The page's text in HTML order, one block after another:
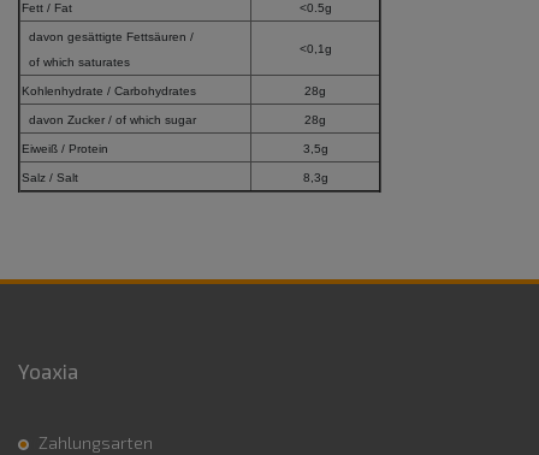
Fett / Fat <0.5g
davon gesättigte Fettsäuren /
of which saturates
<0,1g
Kohlenhydrate / Carbohydrates 28g
davon Zucker / of which sugar 28g
Eiweiß / Protein 3,5g
Salz / Salt 8,3g
Yoaxia
Zahlungsarten